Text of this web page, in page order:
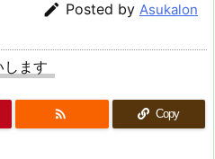
 Posted by Asukalon
します
 Copy